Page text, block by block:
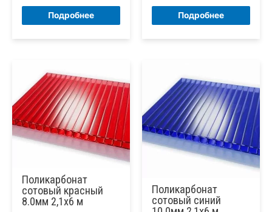
Подробнее Подробнее
Поликарбонат
сотовый красный
8.0мм 2,1х6 м
Поликарбонат
сотовый синий